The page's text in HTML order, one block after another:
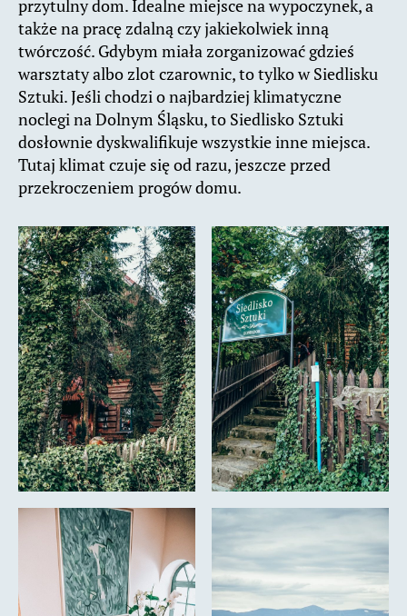
przytulny dom. Idealne miejsce na wypoczynek, a
także na pracę zdalną czy jakiekolwiek inną
twórczość. Gdybym miała zorganizować gdzieś
warsztaty albo zlot czarownic, to tylko w Siedlisku
Sztuki. Jeśli chodzi o najbardziej klimatyczne
noclegi na Dolnym Śląsku, to Siedlisko Sztuki
dosłownie dyskwalifikuje wszystkie inne miejsca.
Tutaj klimat czuje się od razu, jeszcze przed
przekroczeniem progów domu.